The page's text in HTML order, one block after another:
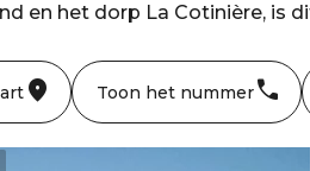
en het dorp La Cotinière, is
Toon het nummer